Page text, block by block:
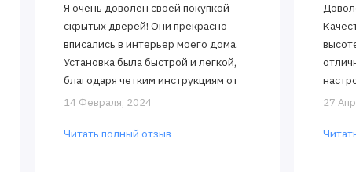
Я очень доволен своей покупкой
скрытых дверей! Они прекрасно
вписались в интерьер моего дома.
Установка была быстрой и легкой,
благодаря четким инструкциям от
Алексея. Двери открываются и
14 Февраля, 2024
Читать полный отзыв
27